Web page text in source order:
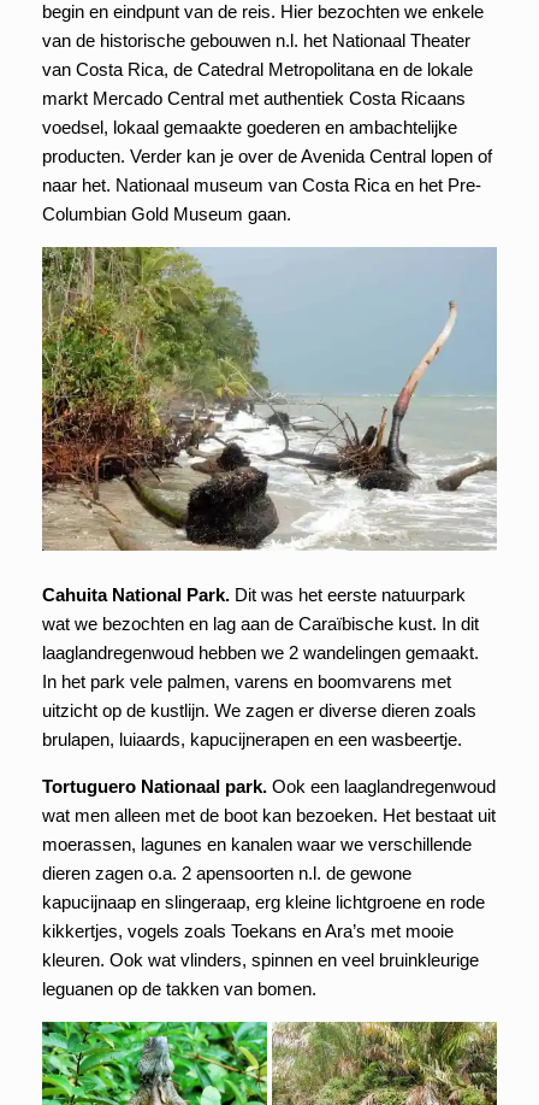
begin en eindpunt van de reis. Hier bezochten we enkele
van de historische gebouwen n.l. het Nationaal Theater
van Costa Rica, de Catedral Metropolitana en de lokale
markt Mercado Central met authentiek Costa Ricaans
voedsel, lokaal gemaakte goederen en ambachtelijke
producten. Verder kan je over de Avenida Central lopen of
naar het. Nationaal museum van Costa Rica en het Pre-
Columbian Gold Museum gaan.
Cahuita National Park. Dit was het eerste natuurpark
wat we bezochten en lag aan de Caraïbische kust. In dit
laaglandregenwoud hebben we 2 wandelingen gemaakt.
In het park vele palmen, varens en boomvarens met
uitzicht op de kustlijn. We zagen er diverse dieren zoals
brulapen, luiaards, kapucijnerapen en een wasbeertje.
Tortuguero Nationaal park. Ook een laaglandregenwoud
wat men alleen met de boot kan bezoeken. Het bestaat uit
moerassen, lagunes en kanalen waar we verschillende
dieren zagen o.a. 2 apensoorten n.l. de gewone
kapucijnaap en slingeraap, erg kleine lichtgroene en rode
kikkertjes, vogels zoals Toekans en Ara’s met mooie
kleuren. Ook wat vlinders, spinnen en veel bruinkleurige
leguanen op de takken van bomen.